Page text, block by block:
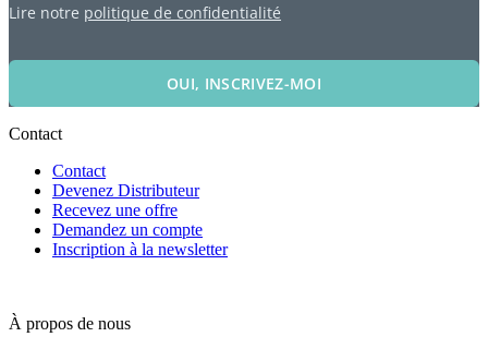
Lire notre politique de confidentialité
OUI, INSCRIVEZ-MOI
Contact
Contact
Devenez Distributeur
Recevez une offre
Demandez un compte
Inscription à la newsletter
À propos de nous